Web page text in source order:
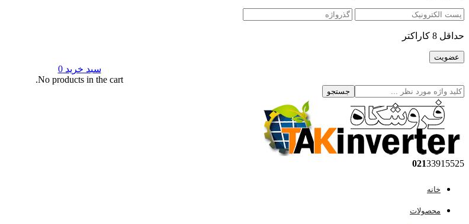
حداقل 8 کاراکتر
سبد خرید0
No products in the cart.
جستجو
02133915525
خانه
محصولات